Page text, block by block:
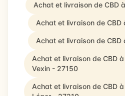
Achat et livraison de CBD
Achat et livraison de
Achat et livraison de
Achat et livraison de CBD
Vexin - 27150
Achat et livraison de CBD